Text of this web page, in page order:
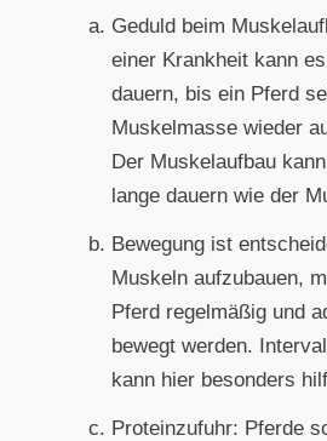
Geduld beim
einer Krankheit kann
dauern, bis ein Pferd
Muskelmasse wieder
Der Muskelaufbau
lange dauern wie der
Bewegung ist
Muskeln aufzubauen,
Pferd regelmäßig und
bewegt werden.
kann hier besonders
Proteinzufuhr: Pferde